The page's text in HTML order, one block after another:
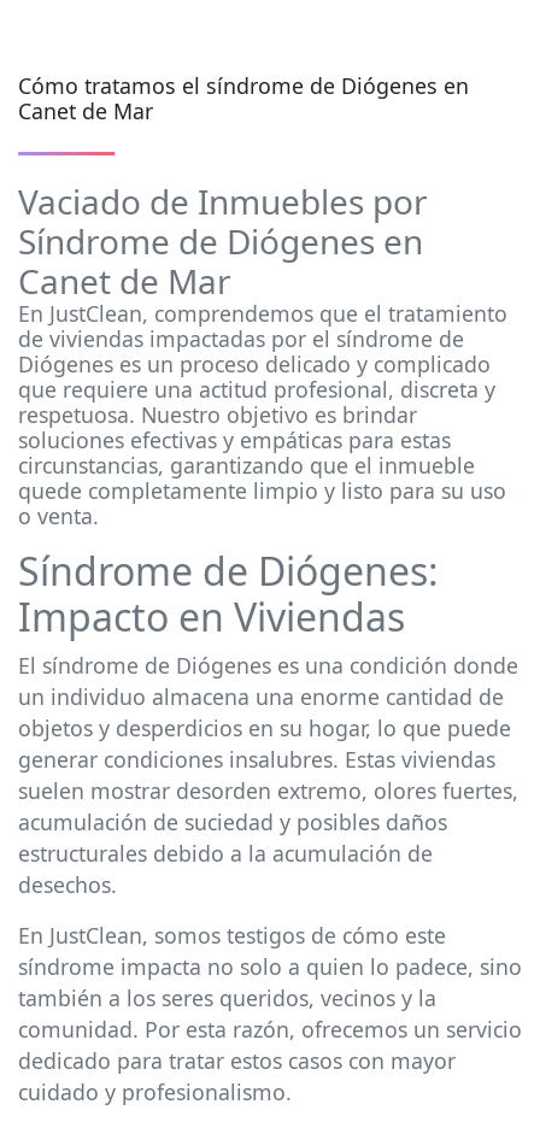
Cómo tratamos el síndrome de Diógenes en
Canet de Mar
Vaciado de Inmuebles por
Síndrome de Diógenes en
Canet de Mar
En JustClean, comprendemos que el tratamiento
de viviendas impactadas por el síndrome de
Diógenes es un proceso delicado y complicado
que requiere una actitud profesional, discreta y
respetuosa. Nuestro objetivo es brindar
soluciones efectivas y empáticas para estas
circunstancias, garantizando que el inmueble
quede completamente limpio y listo para su uso
o venta.
Síndrome de Diógenes:
Impacto en Viviendas
El síndrome de Diógenes es una condición donde
un individuo almacena una enorme cantidad de
objetos y desperdicios en su hogar, lo que puede
generar condiciones insalubres. Estas viviendas
suelen mostrar desorden extremo, olores fuertes,
acumulación de suciedad y posibles daños
estructurales debido a la acumulación de
desechos.
En JustClean, somos testigos de cómo este
síndrome impacta no solo a quien lo padece, sino
también a los seres queridos, vecinos y la
comunidad. Por esta razón, ofrecemos un servicio
dedicado para tratar estos casos con mayor
cuidado y profesionalismo.